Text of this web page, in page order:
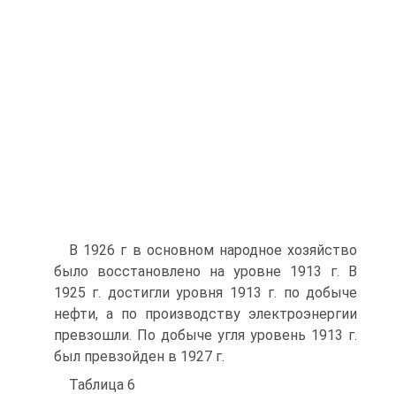
В 1926 г в основном народное хозяйство
было восстановлено на уровне 1913 г. В
1925 г. достигли уровня 1913 г. по добыче
нефти, а по производству электроэнергии
превзошли. По добыче угля уровень 1913 г.
был превзойден в 1927 г.
Таблица 6